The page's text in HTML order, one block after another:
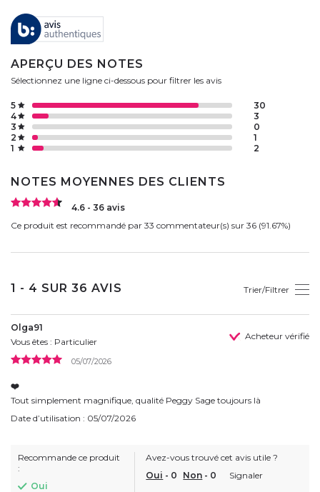
APERÇU DES NOTES
Sélectionnez une ligne ci-dessous pour filtrer les avis
1 2
2 1
3 0
4 3
5 30
NOTES MOYENNES DES CLIENTS
4.6 - 36 avis
Ce produit est recommandé par 33 commentateur(s) sur 36 (91.67%)
1 - 4 SUR 36 AVIS Trier/Filtrer
Olga91
Vous êtes : Particulier
Acheteur vérifié
05/07/2026
❤️
Tout simplement magnifique, qualité Peggy Sage toujours là
Date d’utilisation : 05/07/2026
Recommande ce produit
:
Oui
Avez-vous trouvé cet avis utile ?
Oui - 0 Non - 0 Signaler